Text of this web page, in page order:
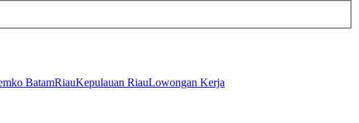
BatamRiauKepulauan RiauLowongan Kerja